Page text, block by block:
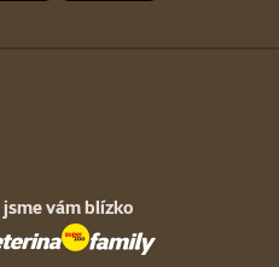
jsme vám blízko